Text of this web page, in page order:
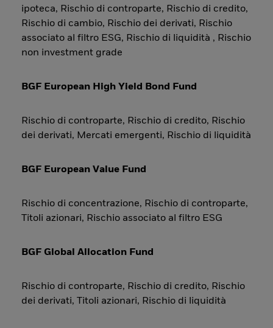
ipoteca, Rischio di controparte, Rischio di credito,
Rischio di cambio, Rischio dei derivati, Rischio
associato al filtro ESG, Rischio di liquidità , Rischio
non investment grade
BGF European High Yield Bond Fund
Rischio di controparte, Rischio di credito, Rischio
dei derivati, Mercati emergenti, Rischio di liquidità
BGF European Value Fund
Rischio di concentrazione, Rischio di controparte,
Titoli azionari, Rischio associato al filtro ESG
BGF Global Allocation Fund
Rischio di controparte, Rischio di credito, Rischio
dei derivati, Titoli azionari, Rischio di liquidità